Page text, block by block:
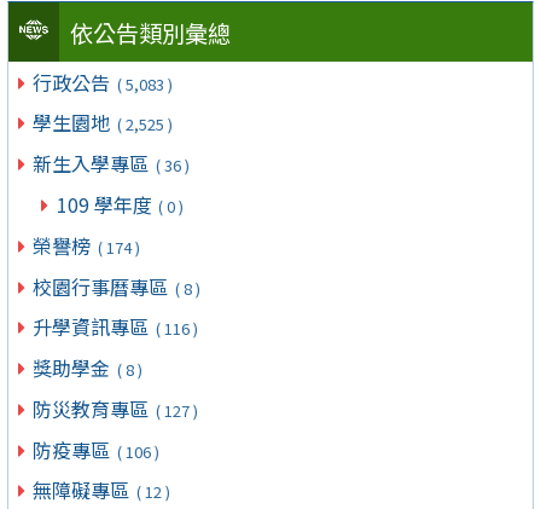
依公告類別彙總
行政公告 ( 5,083 )
學生園地 ( 2,525 )
新生入學專區 ( 36 )
109 學年度 ( 0 )
榮譽榜 ( 174 )
校園行事曆專區 ( 8 )
升學資訊專區 ( 116 )
獎助學金 ( 8 )
防災教育專區 ( 127 )
防疫專區 ( 106 )
無障礙專區 ( 12 )